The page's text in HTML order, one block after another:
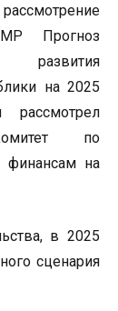
Прогноз
развития
на 2025
по
финансам на
в 2025
сценария